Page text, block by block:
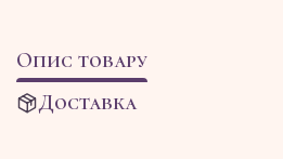
Опис товару
Доставка